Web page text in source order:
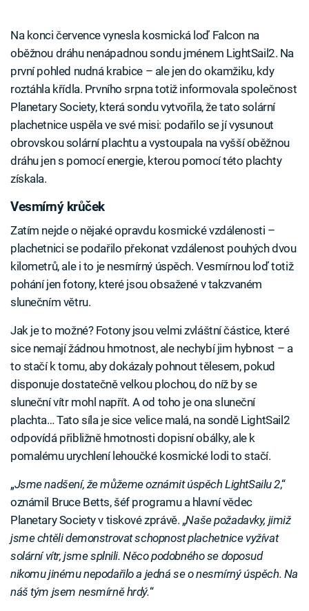
Na konci července vynesla kosmická loď Falcon na
oběžnou dráhu nenápadnou sondu jménem LightSail2. Na
první pohled nudná krabice – ale jen do okamžiku, kdy
roztáhla křídla. Prvního srpna totiž informovala společnost
Planetary Society, která sondu vytvořila, že tato solární
plachetnice uspěla ve své misi: podařilo se jí vysunout
obrovskou solární plachtu a vystoupala na vyšší oběžnou
dráhu jen s pomocí energie, kterou pomocí této plachty
získala.
Vesmírný krůček
Zatím nejde o nějaké opravdu kosmické vzdálenosti –
plachetnici se podařilo překonat vzdálenost pouhých dvou
kilometrů, ale i to je nesmírný úspěch. Vesmírnou loď totiž
pohání jen fotony, které jsou obsažené v takzvaném
slunečním větru.
Jak je to možné? Fotony jsou velmi zvláštní částice, které
sice nemají žádnou hmotnost, ale nechybí jim hybnost – a
to stačí k tomu, aby dokázaly pohnout tělesem, pokud
disponuje dostatečně velkou plochou, do níž by se
sluneční vítr mohl napřít. A od toho je ona sluneční
plachta… Tato síla je sice velice malá, na sondě LightSail2
odpovídá přibližně hmotnosti dopisní obálky, ale k
pomalému urychlení lehoučké kosmické lodi to stačí.
„Jsme nadšení, že můžeme oznámit úspěch LightSailu 2,“
oznámil Bruce Betts, šéf programu a hlavní vědec
Planetary Society v tiskové zprávě. „Naše požadavky, jimiž
jsme chtěli demonstrovat schopnost plachetnice vyžívat
solární vítr, jsme splnili. Něco podobného se doposud
nikomu jinému nepodařilo a jedná se o nesmírný úspěch. Na
náš tým jsem nesmírně hrdý.“